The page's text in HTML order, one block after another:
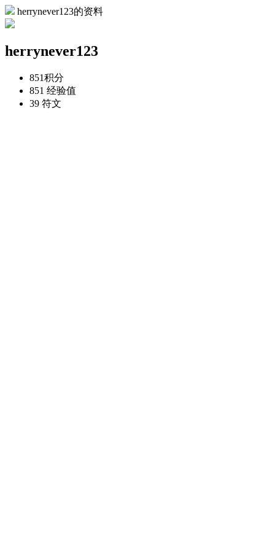
herrynever123的资料
herrynever123
851积分
851 经验值
39 符文